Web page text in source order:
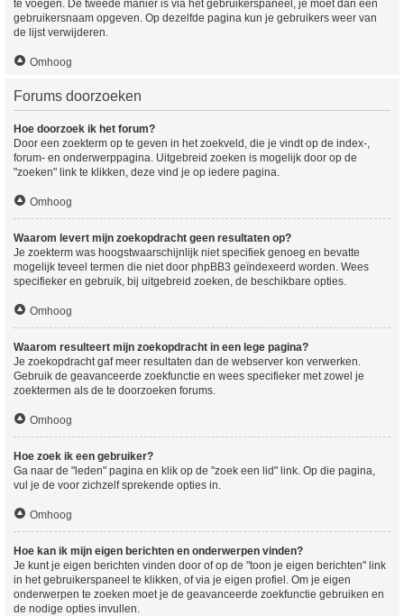
te voegen. De tweede manier is via het gebruikerspaneel, je moet dan een
gebruikersnaam opgeven. Op dezelfde pagina kun je gebruikers weer van
de lijst verwijderen.
Omhoog
Forums doorzoeken
Hoe doorzoek ik het forum?
Door een zoekterm op te geven in het zoekveld, die je vindt op de index-,
forum- en onderwerppagina. Uitgebreid zoeken is mogelijk door op de
"zoeken" link te klikken, deze vind je op iedere pagina.
Omhoog
Waarom levert mijn zoekopdracht geen resultaten op?
Je zoekterm was hoogstwaarschijnlijk niet specifiek genoeg en bevatte
mogelijk teveel termen die niet door phpBB3 geïndexeerd worden. Wees
specifieker en gebruik, bij uitgebreid zoeken, de beschikbare opties.
Omhoog
Waarom resulteert mijn zoekopdracht in een lege pagina?
Je zoekopdracht gaf meer resultaten dan de webserver kon verwerken.
Gebruik de geavanceerde zoekfunctie en wees specifieker met zowel je
zoektermen als de te doorzoeken forums.
Omhoog
Hoe zoek ik een gebruiker?
Ga naar de "leden" pagina en klik op de "zoek een lid" link. Op die pagina,
vul je de voor zichzelf sprekende opties in.
Omhoog
Hoe kan ik mijn eigen berichten en onderwerpen vinden?
Je kunt je eigen berichten vinden door of op de "toon je eigen berichten" link
in het gebruikerspaneel te klikken, of via je eigen profiel. Om je eigen
onderwerpen te zoeken moet je de geavanceerde zoekfunctie gebruiken en
de nodige opties invullen.